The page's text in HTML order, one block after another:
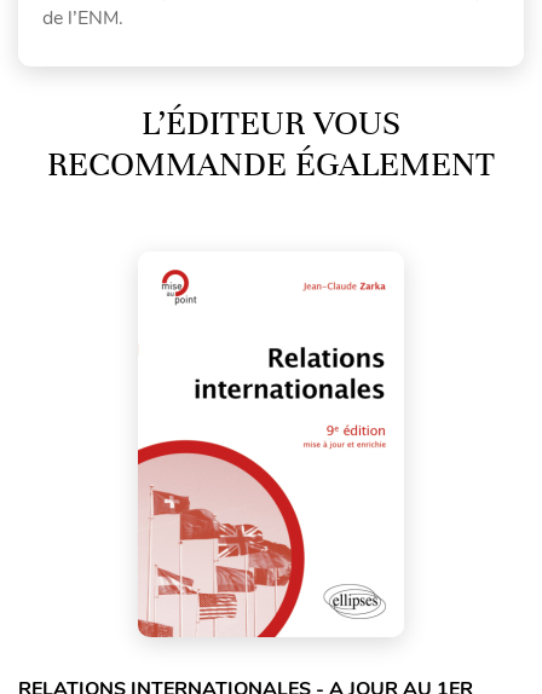
de l’ENM.
L’ÉDITEUR VOUS
RECOMMANDE ÉGALEMENT